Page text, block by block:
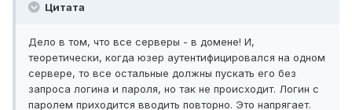
Цитата
Дело в том, что все серверы - в домене! И,
теоретически, когда юзер аутентифицировался на одном
сервере, то все остальные должны пускать его без
запроса логина и пароля, но так не происходит. Логин с
паролем приходится вводить повторно. Это напрягает.